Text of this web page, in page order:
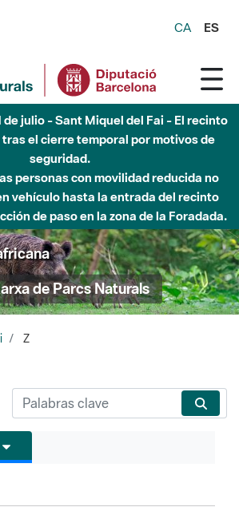
CA ES
de julio - Sant Miquel del Fai - El recinto
el cierre temporal por motivos de
seguridad.
personas con movilidad reducida no
vehículo hasta la entrada del recinto
de paso en la zona de la Foradada.
de Parcs Naturals
Z